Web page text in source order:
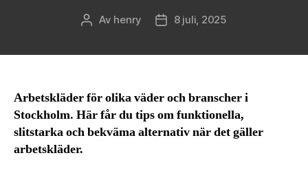
Inläggsförfattare
Av henry Inläggsdatum
8 juli, 2025
Arbetskläder för olika väder och branscher i
Stockholm. Här får du tips om funktionella,
slitstarka och bekväma alternativ när det gäller
arbetskläder.